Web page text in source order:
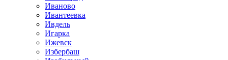
Иваново
Ивантеевка
Ивдель
Игарка
Ижевск
Избербаш